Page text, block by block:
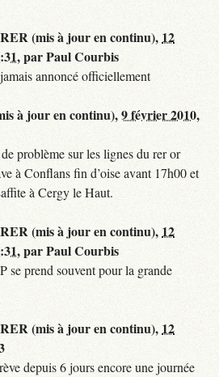
(mis à jour en continu), 12
,parPaul Courbis
annoncé officiellement
à jour en continu),9 février 2010,
problème sur les lignes du rer or
à Conflans fin d’oise avant 17h00 et
à Cergy le Haut.
(mis à jour en continu), 12
,parPaul Courbis
se prend souvent pour la grande
(mis à jour en continu), 12
depuis 6 jours encore une journée